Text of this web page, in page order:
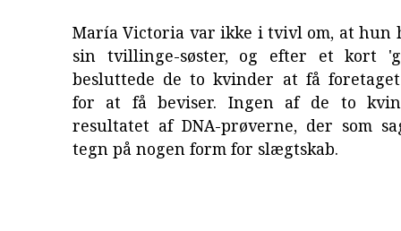
María Victoria var ikke i tvivl om, at hun
sin tvillinge-søster, og efter et kort
besluttede de to kvinder at få
for at få beviser. Ingen af de to
resultatet af DNA-prøverne, der som
tegn på nogen form for slægtskab.